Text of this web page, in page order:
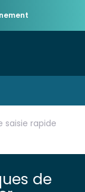
saisie rapide
de